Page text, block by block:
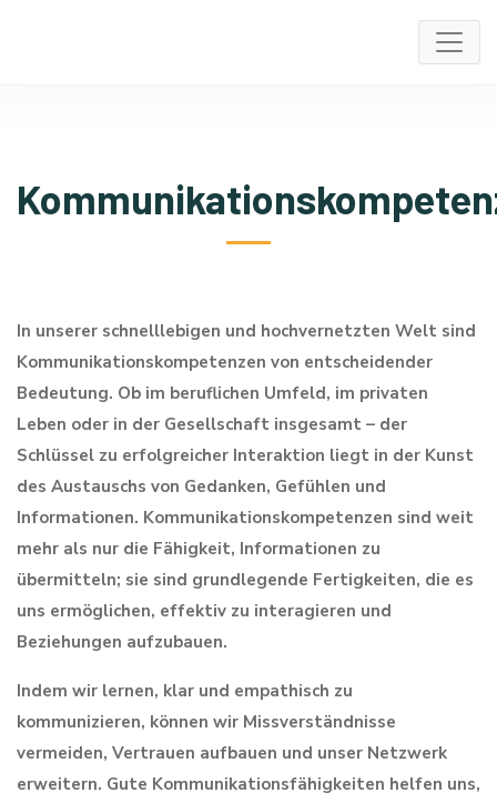
In unserer schnelllebigen und hochvernetzten Welt sind
Kommunikationskompetenzen von entscheidender
Bedeutung. Ob im beruflichen Umfeld, im privaten
Leben oder in der Gesellschaft insgesamt – der
Schlüssel zu erfolgreicher Interaktion liegt in der Kunst
des Austauschs von Gedanken, Gefühlen und
Informationen. Kommunikationskompetenzen sind weit
mehr als nur die Fähigkeit, Informationen zu
übermitteln; sie sind grundlegende Fertigkeiten, die es
uns ermöglichen, effektiv zu interagieren und
Beziehungen aufzubauen.
Indem wir lernen, klar und empathisch zu
kommunizieren, können wir Missverständnisse
vermeiden, Vertrauen aufbauen und unser Netzwerk
erweitern. Gute Kommunikationsfähigkeiten helfen uns,